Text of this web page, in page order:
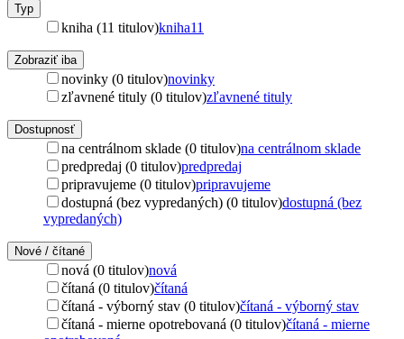
Typ
kniha (11 titulov)kniha11
Zobraziť iba
novinky (0 titulov)novinky
zľavnené tituly (0 titulov)zľavnené tituly
Dostupnosť
na centrálnom sklade (0 titulov)na centrálnom sklade
predpredaj (0 titulov)predpredaj
pripravujeme (0 titulov)pripravujeme
dostupná (bez vypredaných) (0 titulov)dostupná (bez
vypredaných)
Nové / čítané
nová (0 titulov)nová
čítaná (0 titulov)čítaná
čítaná - výborný stav (0 titulov)čítaná - výborný stav
čítaná - mierne opotrebovaná (0 titulov)čítaná - mierne